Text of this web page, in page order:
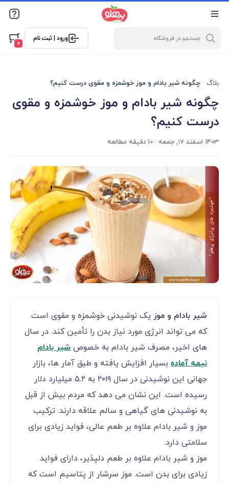
@media screen and (max-width: 500px) { .w-ch{bottom: 125px
!important; left:5px !important;} }
ورود | ثبت نام
0
بلاگ چگونه شیر بادام و موز خوشمزه و مقوی درست کنیم؟
چگونه شیر بادام و موز خوشمزه و مقوی
درست کنیم؟
1403 اسفند 17, جمعه · 10 دقیقه مطالعه
شیر بادام و موز یک نوشیدنی خوشمزه و مقوی است
که می ‌تواند انرژی مورد نیاز بدن را تأمین کند. در سال‌
های اخیر، مصرف شیر بادام به خصوصشیر بادام
نیمه آمادهبسیار افزایش یافته و طبق آمار ها، بازار
جهانی این نوشیدنی در سال ۲۰۱۹ به ۵.۲ میلیارد دلار
رسیده است. این نشان می ‌دهد که مردم بیش از قبل
به نوشیدنی‌ های گیاهی و سالم علاقه دارند. ترکیب
موز و شیر بادام علاوه بر طعم عالی، فواید زیادی برای
سلامتی دارد.
موز و شیر بادام علاوه بر طعم دلپذیر، دارای فواید
زیادی برای بدن است. موز سرشار از پتاسیم است که